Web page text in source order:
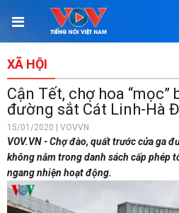
XÃ HỘI
Cận Tết, chợ hoa
đường sắt Cát Linh-Hà
15/01/2020 | VOVVN
VOV.VN - Chợ đào, quất trước cửa ga
không nằm trong danh sách cấp phép
ngang nhiện hoạt động.